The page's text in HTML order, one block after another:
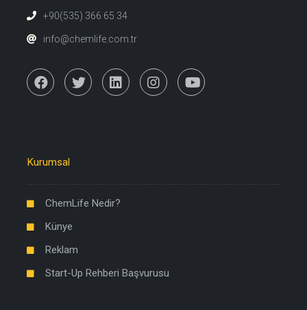
+90(535) 366 65 34
info@chemlife.com.tr
Kurumsal
ChemLife Nedir?
Künye
Reklam
Start-Up Rehberi Başvurusu